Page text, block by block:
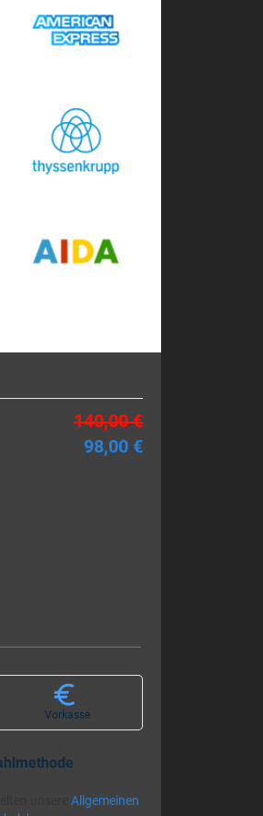
140,00 €
98,00 €
Vorkasse
Allgemeinen